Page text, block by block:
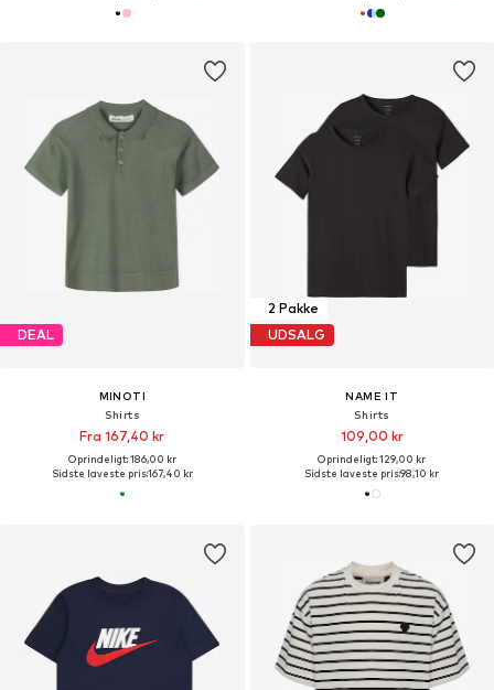
DEAL
MINOTI
Shirts
Fra 167,40 kr
Oprindeligt: 186,00 kr
Sidste laveste pris:167,40 kr
2 Pakke
UDSALG
NAME IT
Shirts
109,00 kr
Oprindeligt: 129,00 kr
Sidste laveste pris:98,10 kr